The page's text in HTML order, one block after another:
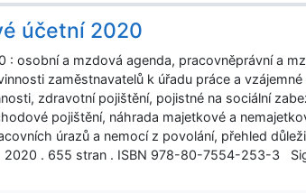
účetní 2020
: osobní a mzdová agenda, pracovněprávní a
zaměstnavatelů k úřadu práce a
zdravotní pojištění, pojistné na sociální
pojištění, náhrada majetkové a
úrazů a nemocí z povolání, přehled
. 655 stran . ISBN 978-80-7554-253-3